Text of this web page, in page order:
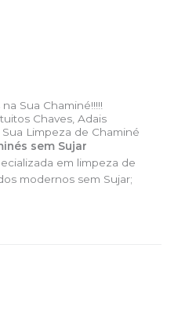
Sua Chaminé!!!!!
Chaves, Adais
Limpeza de Chaminé
sem Sujar
em limpeza de
modernos sem Sujar;